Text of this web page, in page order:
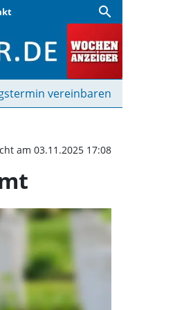
search
nicht aus
vereinbaren
am 03.11.2025 17:08